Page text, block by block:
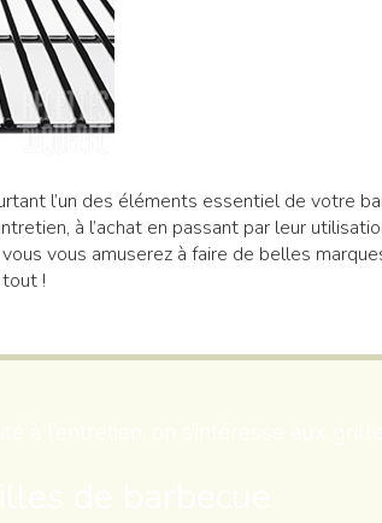
l’un des éléments essentiel de votre
à l’achat en passant par leur
vous amuserez à faire de belles
!